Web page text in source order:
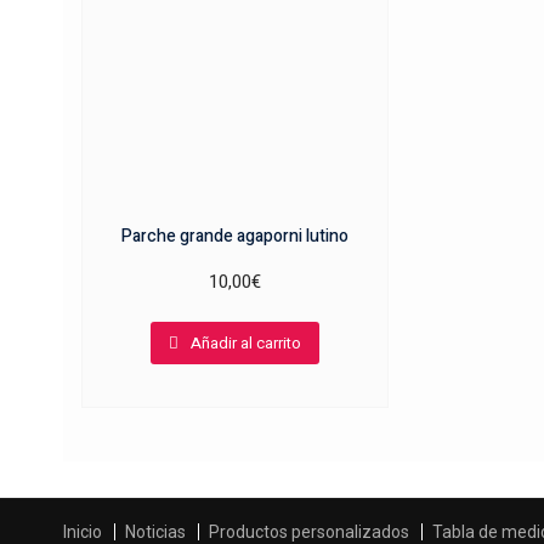
Parche grande agaporni lutino
10,00€
Añadir al carrito
Inicio Noticias Productos personalizados Tabla de